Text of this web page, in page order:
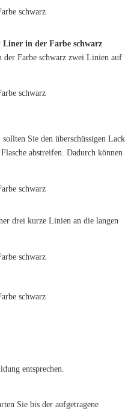
in der Farbe schwarz
Farbe schwarz zwei Linien auf
Sie den überschüssigen Lack
abstreifen. Dadurch können
drei kurze Linien an die langen
entsprechen.
Sie bis der aufgetragene